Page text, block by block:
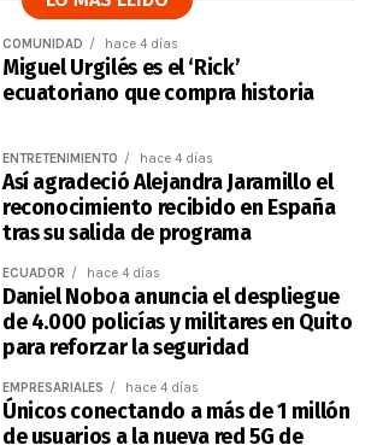
COMUNIDAD hace 4 días
Miguel Urgilés es el ‘Rick’
ecuatoriano que compra historia
ENTRETENIMIENTO hace 4 días
Así agradeció Alejandra Jaramillo el
reconocimiento recibido en España
tras su salida de programa
ECUADOR hace 4 días
Daniel Noboa anuncia el despliegue
de 4.000 policías y militares en Quito
para reforzar la seguridad
EMPRESARIALES hace 4 días
Únicos conectando a más de 1 millón
de usuarios a la nueva red 5G de